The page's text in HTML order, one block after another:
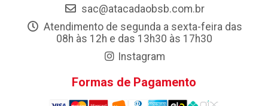
sac@atacadaobsb.com.br
Atendimento de segunda a sexta-feira das
08h às 12h e das 13h30 às 17h30
Instagram
Formas de Pagamento